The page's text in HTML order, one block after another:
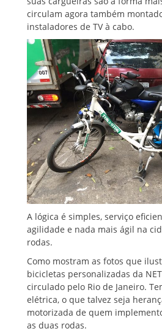
circulam agora também
instaladores de TV à cabo.
A lógica é simples, serviço
agilidade e nada mais ágil na
rodas.
Como mostram as fotos que
bicicletas personalizadas da
circulado pelo Rio de Janeiro.
elétrica, o que talvez seja
motorizada de quem
as duas rodas.